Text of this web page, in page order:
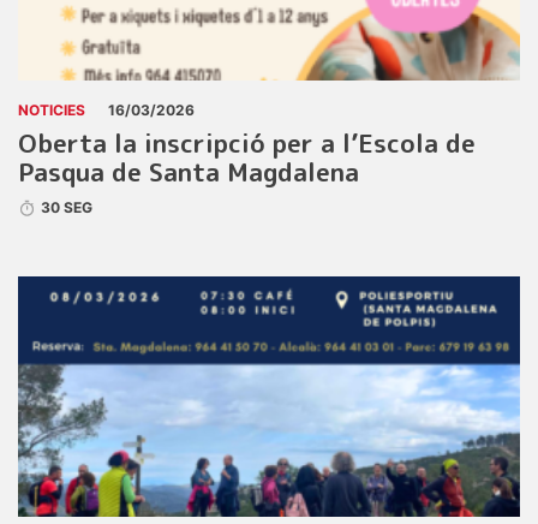
NOTICIES 16/03/2026
Oberta la inscripció per a l’Escola de
Pasqua de Santa Magdalena
30 SEG